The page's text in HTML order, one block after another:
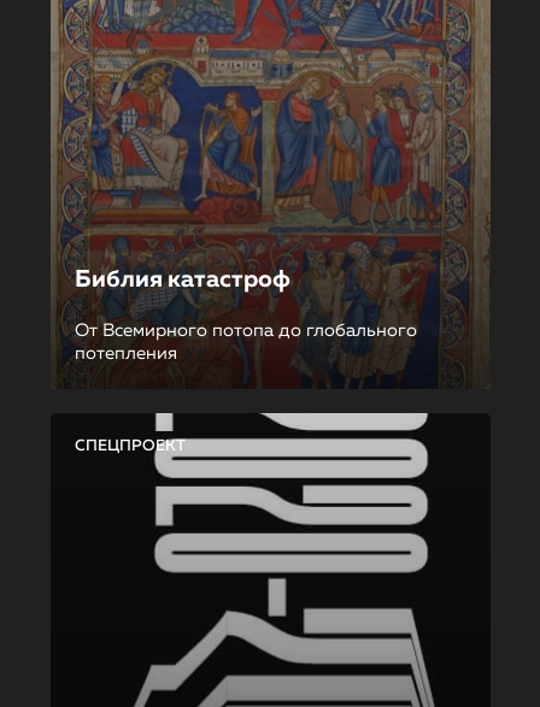
Библия катастроф
От Всемирного потопа до глобального
потепления
СПЕЦПРОЕКТ